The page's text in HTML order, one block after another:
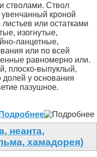
стволами. Ствол
кроной
или остатками
изогнутые,
ланцетные,
или по всей
равномерно или.
плоско-выпуклый,
у основания
пазушное.
Подробнее
неанта,
хамадорея)